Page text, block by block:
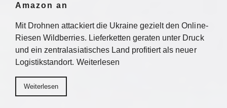
Amazon an
Mit Drohnen attackiert die Ukraine gezielt den Online-
Riesen Wildberries. Lieferketten geraten unter Druck
und ein zentralasiatisches Land profitiert als neuer
Logistikstandort. Weiterlesen
Weiterlesen